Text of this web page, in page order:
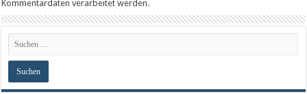
Kommentardaten verarbeitet werden.